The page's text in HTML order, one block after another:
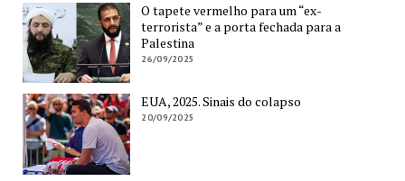
O tapete vermelho para um “ex-
terrorista” e a porta fechada para a
Palestina
26/09/2025
EUA, 2025. Sinais do colapso
20/09/2025